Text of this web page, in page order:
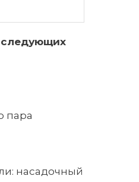
следующих
пара
насадочный